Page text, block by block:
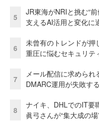
5
JR東海がNRIと挑む“
支えるAI活用と変化に
6
未曾有のトレンドが押
重圧に悩むセキュリテ
7
メール配信に求めら
DMARC運用が失敗す
8
ナイキ、DHLでのIT要
眞弓さんが“集大成の